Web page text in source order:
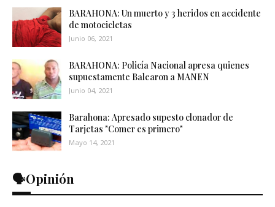
BARAHONA: Un muerto y 3 heridos en accidente
de motocicletas
Junio 06, 2021
BARAHONA: Policía Nacional apresa quienes
supuestamente Balearon a MANEN
Junio 04, 2021
Barahona: Apresado supesto clonador de
Tarjetas "Comer es primero"
Mayo 14, 2021
🗣️Opinión